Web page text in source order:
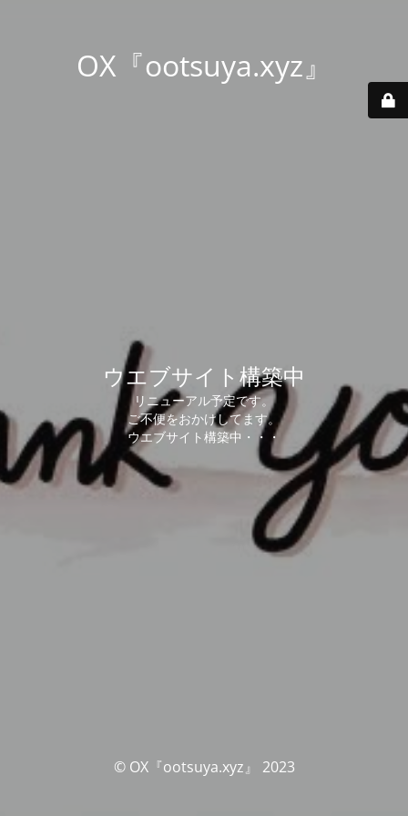
OX『ootsuya.xyz』
ウエブサイト構築中
リニューアル予定です。
ご不便をおかけしてます。
ウエブサイト構築中・・・
© OX『ootsuya.xyz』 2023